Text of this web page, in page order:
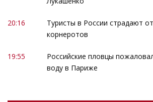
20:16
Туристы в России страдают
корнеротов
19:55
Российские пловцы
воду в Париже